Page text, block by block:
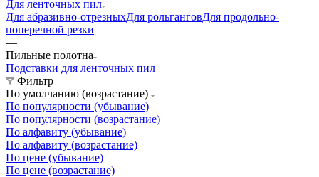
Для ленточных пил
Для абразивно-отрезныхДля рольганговДля продольно-
поперечной резки
—
Пильные полотна
Подставки для ленточных пил
Фильтр
По умолчанию (возрастание)
По популярности (убывание)
По популярности (возрастание)
По алфавиту (убывание)
По алфавиту (возрастание)
По цене (убывание)
По цене (возрастание)